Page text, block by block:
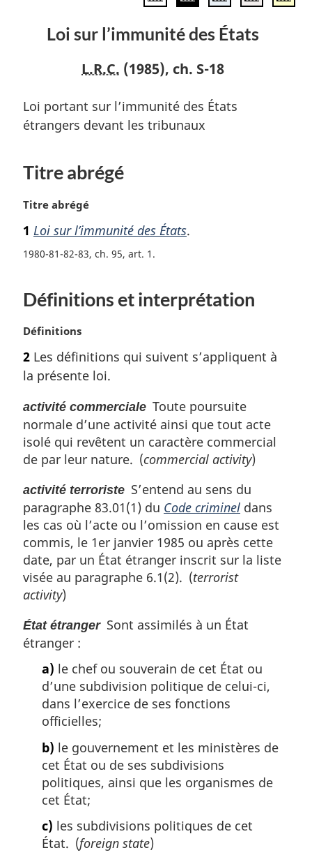
Loi sur l’immunité des États
L.R.C. (1985), ch. S-18
Loi portant sur l’immunité des États
étrangers devant les tribunaux
Titre abrégé
N
t
e
r
i
a
l
:
Titre abrégé
1 Loi sur l’immunité des États.
1980-81-82-83, ch. 95, art. 1
Définitions et interprétation
N
t
e
a
r
g
i
a
e
:
Définitions
2 Les définitions qui suivent s’appliquent à
la présente loi.
activité commerciale Toute poursuite
normale d’une activité ainsi que tout acte
isolé qui revêtent un caractère commercial
de par leur nature. (commercial activity)
activité terroriste S’entend au sens du
paragraphe 83.01(1) du Code criminel dans
les cas où l’acte ou l’omission en cause est
commis, le 1er janvier 1985 ou après cette
date, par un État étranger inscrit sur la liste
visée au paragraphe 6.1(2). (terrorist
activity)
État étrangerSont assimilés à un État
étranger :
a) le chef ou souverain de cet État ou
d’une subdivision politique de celui-ci,
dans l’exercice de ses fonctions
officielles;
b) le gouvernement et les ministères de
cet État ou de ses subdivisions
politiques, ainsi que les organismes de
cet État;
c) les subdivisions politiques de cet
État. (foreign state)